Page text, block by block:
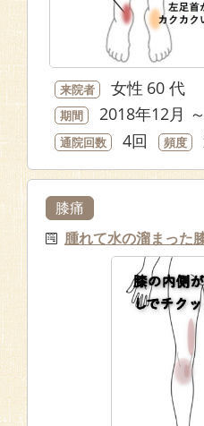
来院者 女性 60 代
期間 2018年12月
通院回数 4回 頻度
膝痛
腫れて水の溜まった